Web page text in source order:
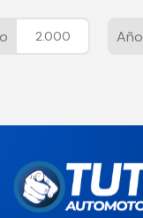
Año